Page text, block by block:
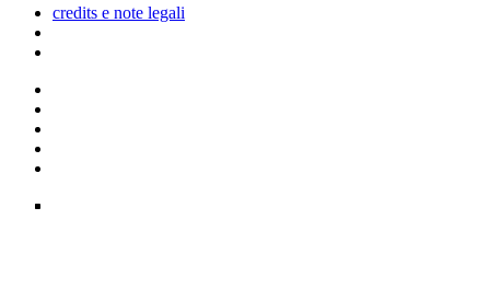
credits e note legali